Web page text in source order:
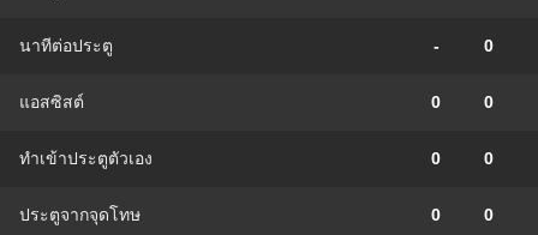
นาทีต่อประตู - 0
แอสซิสต์ 0 0
ทําเข้าประตูตัวเอง 0 0
ประตูจากจุดโทษ 0 0